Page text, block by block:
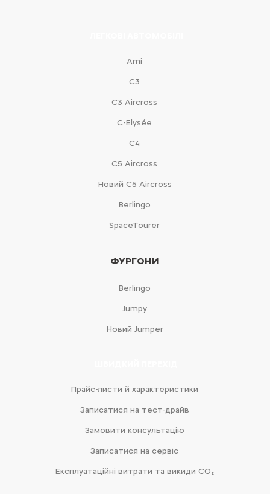
Ami
С3
С3 Aircross
C-Elysée
С4
С5 Aircross
Новий С5 Aircross
Berlingo
SpaceTourer
ФУРГОНИ
Berlingo
Jumpy
Новий Jumper
Прайс-листи й характеристики
Записатися на тест-драйв
Замовити консультацію
Записатися на сервіс
Експлуатаційні витрати та викиди CO₂